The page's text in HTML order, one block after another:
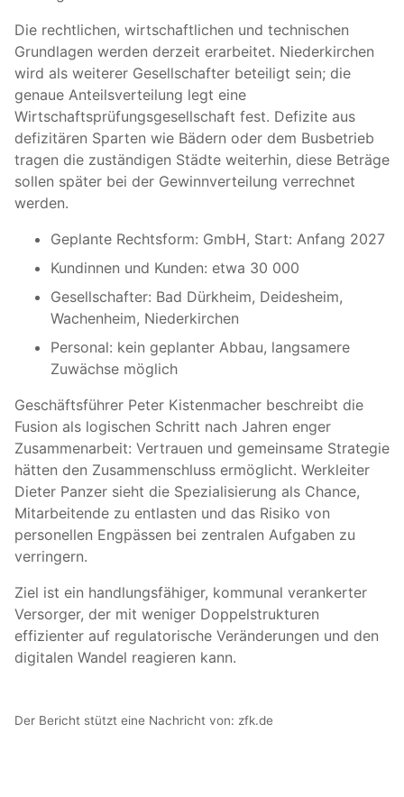
Die rechtlichen, wirtschaftlichen und technischen
Grundlagen werden derzeit erarbeitet. Niederkirchen
wird als weiterer Gesellschafter beteiligt sein; die
genaue Anteilsverteilung legt eine
Wirtschaftsprüfungsgesellschaft fest. Defizite aus
defizitären Sparten wie Bädern oder dem Busbetrieb
tragen die zuständigen Städte weiterhin, diese Beträge
sollen später bei der Gewinnverteilung verrechnet
werden.
Geplante Rechtsform: GmbH, Start: Anfang 2027
Kundinnen und Kunden: etwa 30 000
Gesellschafter: Bad Dürkheim, Deidesheim,
Wachenheim, Niederkirchen
Personal: kein geplanter Abbau, langsamere
Zuwächse möglich
Geschäftsführer Peter Kistenmacher beschreibt die
Fusion als logischen Schritt nach Jahren enger
Zusammenarbeit: Vertrauen und gemeinsame Strategie
hätten den Zusammenschluss ermöglicht. Werkleiter
Dieter Panzer sieht die Spezialisierung als Chance,
Mitarbeitende zu entlasten und das Risiko von
personellen Engpässen bei zentralen Aufgaben zu
verringern.
Ziel ist ein handlungsfähiger, kommunal verankerter
Versorger, der mit weniger Doppelstrukturen
effizienter auf regulatorische Veränderungen und den
digitalen Wandel reagieren kann.
Der Bericht stützt eine Nachricht von: zfk.de